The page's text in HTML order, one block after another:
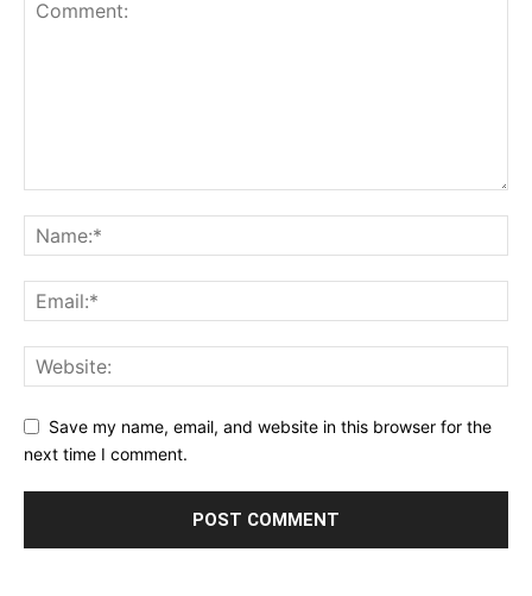
Save my name, email, and website in this browser for the
next time I comment.